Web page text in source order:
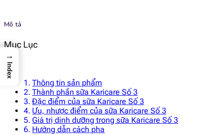
Mô tả
Mục Lục
Thông tin sản phẩm
Thành phần sữa Karicare Số 3
Đặc điểm của sữa Karicare Số 3
Ưu, nhược điểm của sữa Karicare Số 3
Giá trị dinh dưỡng trong sữa Karicare Số 3
Hướng dẫn cách pha
→
Index